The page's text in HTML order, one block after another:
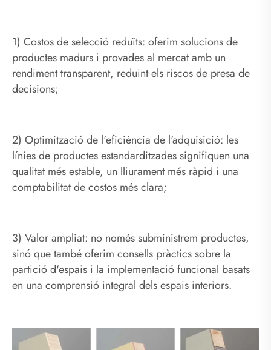
1) Costos de selecció reduïts: oferim solucions de
productes madurs i provades al mercat amb un
rendiment transparent, reduint els riscos de presa de
decisions;
2) Optimització de l'eficiència de l'adquisició: les
línies de productes estandarditzades signifiquen una
qualitat més estable, un lliurament més ràpid i una
comptabilitat de costos més clara;
3) Valor ampliat: no només subministrem productes,
sinó que també oferim consells pràctics sobre la
partició d'espais i la implementació funcional basats
en una comprensió integral dels espais interiors.